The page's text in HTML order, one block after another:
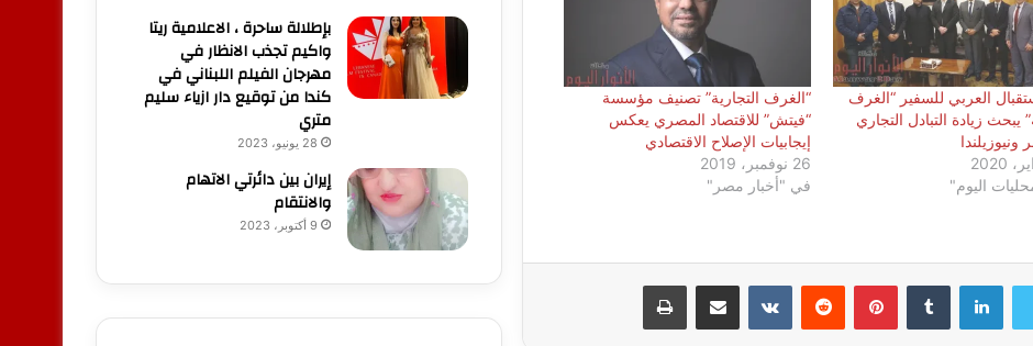
العربي للسفير “الغرف
يبحث زيادة التبادل التجاري
اليوم"
“الغرف التجارية” تصنيف مؤسسة
“فيتش” للاقتصاد المصري يعكس
إيجابيات الإصلاح الاقتصادي
26 نوفمبر، 2019
في "أخبار مصر"
لينكدإن بينتيريست مشاركة عبر البريد طباعة
بإطلالة ساحرة ، الاعلامية ريتا
واكيم تجذب الانظار في
مهرجان الفيلم اللبناني في
كندا من توقيع دار ازياء سليم
متري
28 يونيو، 2023
إيران بين دائرتي الاتهام
والانتقام
9 أكتوبر، 2023